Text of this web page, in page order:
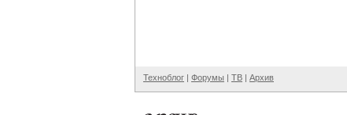
Техноблог | Форумы | ТВ | Архив